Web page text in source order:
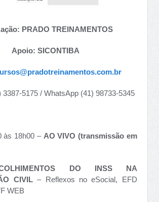
PRADO TREINAMENTOS
Apoio: SICONTIBA
3387-5175 / WhatsApp (41) 98733-5345
às 18h00 –AO VIVO (transmissão em
DO INSS NA
CIVIL– Reflexos no eSocial, EFD
WEB